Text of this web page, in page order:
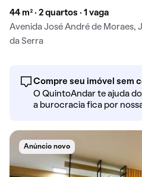
44 m² · 2 quartos · 1 vaga
Avenida José André de Moraes,
da Serra
Compre seu imóvel sem
O QuintoAndar te ajuda
a burocracia fica por
Anúncio novo